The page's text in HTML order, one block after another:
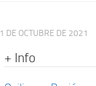
1 DE OCTUBRE DE 2021
+ Info